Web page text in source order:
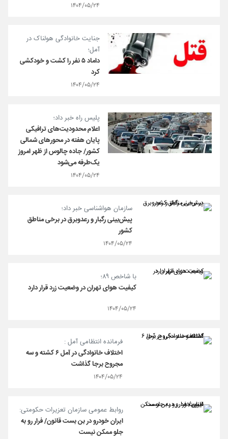
۱۴۰۴/۰۵/۲۴
جنایت خانوادگی هولناک در
آمل؛
داماد ۵ نفر را کشت و خودکشی
کرد
۱۴۰۴/۰۵/۲۴
پلیس راه خبر داد؛
اعلام محدودیت‌های ترافیکی
پایان هفته در محورهای شمالی
کشور/ جاده چالوس از ظهر امروز
یک‌طرفه می‌شود
۱۴۰۴/۰۵/۲۴
سازمان هواشناسی خبر داد؛
پیش‌بینی رگبار و رعدوبرق در برخی مناطق
کشور
۱۴۰۴/۰۵/۲۴
با شاخص ۸۹؛
کیفیت هوای تهران در وضعیت زرد قرار دارد
۱۴۰۴/۰۵/۲۴
فرمانده انتظامی آمل :
اختلاف خانوادگی در آمل ۶ کشته و سه
مجروح برجا گذاشت
۱۴۰۴/۰۵/۲۴
روابط عمومی سازمان تعزیرات حکومتی:
ایران خودرو در بن بست قانون/ فرار رو به
جلو ممکن نیست